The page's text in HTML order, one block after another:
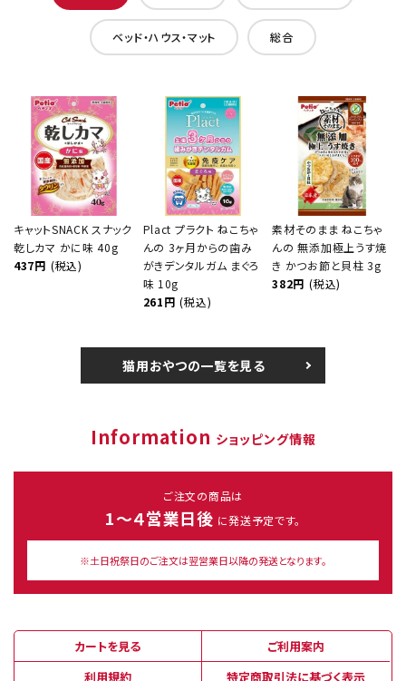
ベッド・ハウス・マット 総合
キャットSNACK スナック
乾しカマ かに味 40g
437円 (税込)
Plact プラクト ねこちゃ
んの 3ヶ月からの歯み
がきデンタルガム まぐろ
味 10g
261円 (税込)
素材そのまま ねこちゃ
んの 無添加極上うす焼
き かつお節と貝柱 3g
382円 (税込)
猫用おやつの一覧を見る
Information ショッピング情報
ご注文の商品は
1～４営業日後 に発送予定です。
※土日祝祭日のご注文は翌営業日以降の発送となります。
カートを見る
ご利用案内
利用規約
特定商取引法に基づく表示